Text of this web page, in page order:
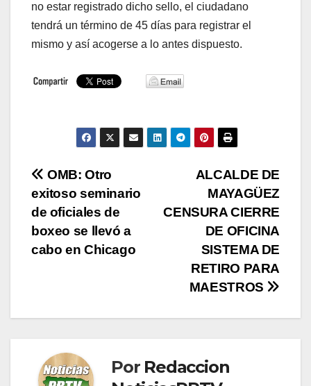
no estar registrado dicho sello, el ciudadano
tendrá un término de 45 días para registrar el
mismo y así acogerse a lo antes dispuesto.
Navegación
de
entradas
ALCALDE DE
MAYAGÜEZ
CENSURA CIERRE
DE OFICINA
SISTEMA DE
RETIRO PARA
MAESTROS
OMB: Otro
exitoso seminario
de oficiales de
boxeo se llevó a
cabo en Chicago
Por Redaccion